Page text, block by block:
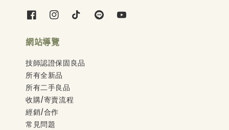
網站導覽
技師認證保固良品
所有全新品
所有二手良品
收購/寄賣流程
經銷/合作
常見問題